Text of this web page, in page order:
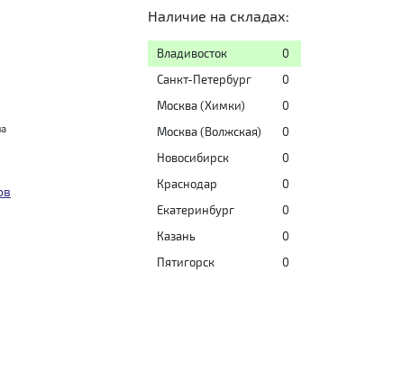
Наличие на складах:
Владивосток
0
Санкт-Петербург
0
Москва (Химки)
0
Москва (Волжская)
0
Новосибирск
0
Краснодар
0
Екатеринбург
0
Казань
0
Пятигорск
0